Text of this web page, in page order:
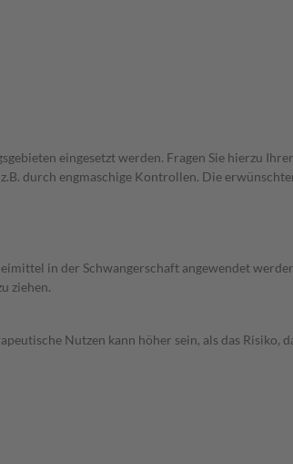
eingesetzt werden. Fragen Sie hierzu
durch engmaschige Kontrollen. Die
in der Schwangerschaft angewendet
ziehen.
Nutzen kann höher sein, als das Risiko,